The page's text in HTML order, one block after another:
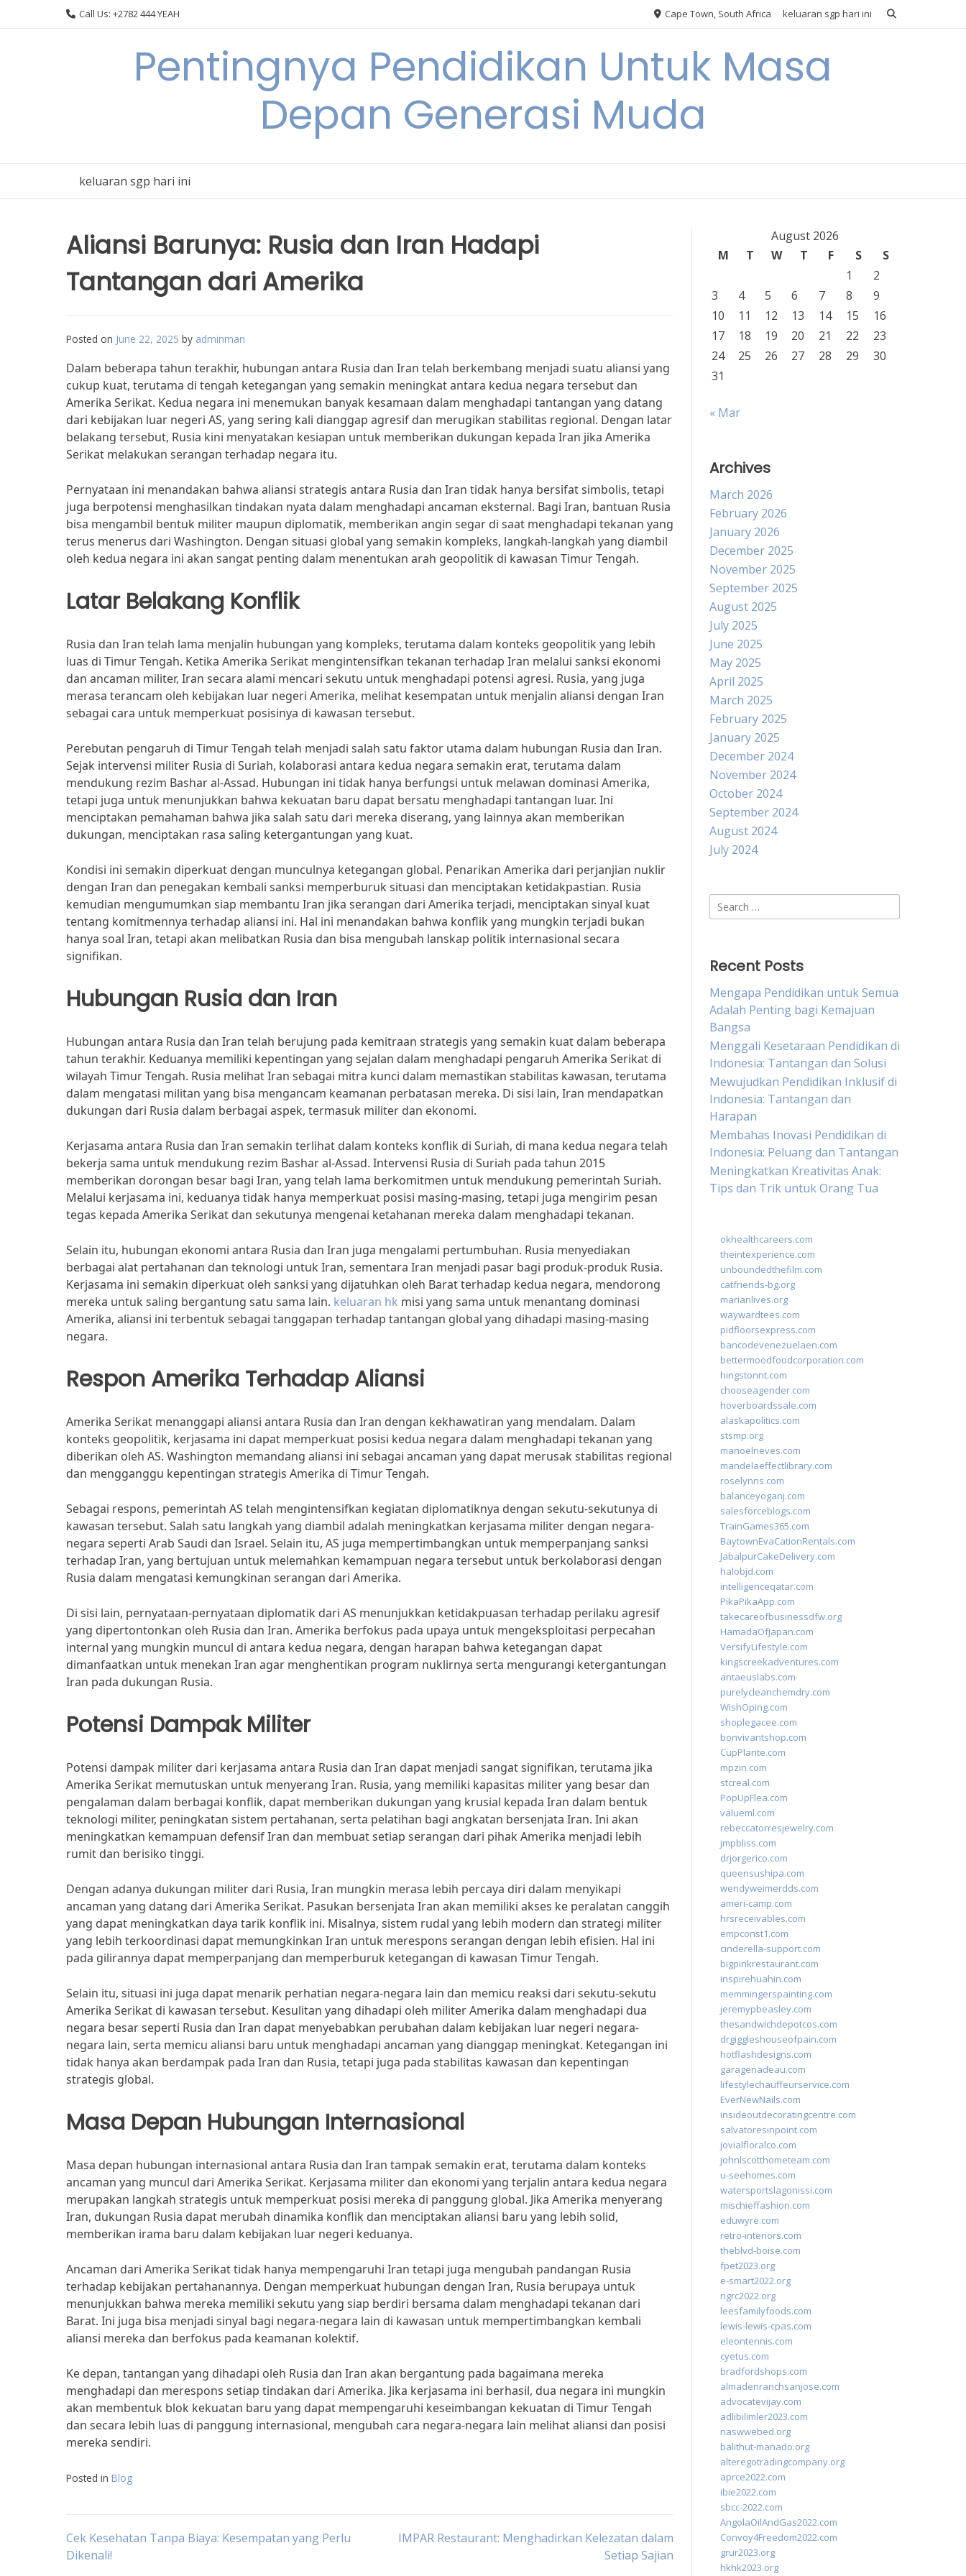
Call Us: +2782 444 YEAH Cape Town, South Africa keluaran sgp hari ini
Pentingnya Pendidikan Untuk Masa
Depan Generasi Muda
keluaran sgp hari ini
Aliansi Barunya: Rusia dan Iran Hadapi
Tantangan dari Amerika
Posted on June 22, 2025 by adminman
Dalam beberapa tahun terakhir, hubungan antara Rusia dan Iran telah berkembang menjadi suatu aliansi yang
cukup kuat, terutama di tengah ketegangan yang semakin meningkat antara kedua negara tersebut dan
Amerika Serikat. Kedua negara ini menemukan banyak kesamaan dalam menghadapi tantangan yang datang
dari kebijakan luar negeri AS, yang sering kali dianggap agresif dan merugikan stabilitas regional. Dengan latar
belakang tersebut, Rusia kini menyatakan kesiapan untuk memberikan dukungan kepada Iran jika Amerika
Serikat melakukan serangan terhadap negara itu.
Pernyataan ini menandakan bahwa aliansi strategis antara Rusia dan Iran tidak hanya bersifat simbolis, tetapi
juga berpotensi menghasilkan tindakan nyata dalam menghadapi ancaman eksternal. Bagi Iran, bantuan Rusia
bisa mengambil bentuk militer maupun diplomatik, memberikan angin segar di saat menghadapi tekanan yang
terus menerus dari Washington. Dengan situasi global yang semakin kompleks, langkah-langkah yang diambil
oleh kedua negara ini akan sangat penting dalam menentukan arah geopolitik di kawasan Timur Tengah.
Latar Belakang Konflik
Rusia dan Iran telah lama menjalin hubungan yang kompleks, terutama dalam konteks geopolitik yang lebih
luas di Timur Tengah. Ketika Amerika Serikat mengintensifkan tekanan terhadap Iran melalui sanksi ekonomi
dan ancaman militer, Iran secara alami mencari sekutu untuk menghadapi potensi agresi. Rusia, yang juga
merasa terancam oleh kebijakan luar negeri Amerika, melihat kesempatan untuk menjalin aliansi dengan Iran
sebagai cara untuk memperkuat posisinya di kawasan tersebut.
Perebutan pengaruh di Timur Tengah telah menjadi salah satu faktor utama dalam hubungan Rusia dan Iran.
Sejak intervensi militer Rusia di Suriah, kolaborasi antara kedua negara semakin erat, terutama dalam
mendukung rezim Bashar al-Assad. Hubungan ini tidak hanya berfungsi untuk melawan dominasi Amerika,
tetapi juga untuk menunjukkan bahwa kekuatan baru dapat bersatu menghadapi tantangan luar. Ini
menciptakan pemahaman bahwa jika salah satu dari mereka diserang, yang lainnya akan memberikan
dukungan, menciptakan rasa saling ketergantungan yang kuat.
Kondisi ini semakin diperkuat dengan munculnya ketegangan global. Penarikan Amerika dari perjanjian nuklir
dengan Iran dan penegakan kembali sanksi memperburuk situasi dan menciptakan ketidakpastian. Rusia
kemudian mengumumkan siap membantu Iran jika serangan dari Amerika terjadi, menciptakan sinyal kuat
tentang komitmennya terhadap aliansi ini. Hal ini menandakan bahwa konflik yang mungkin terjadi bukan
hanya soal Iran, tetapi akan melibatkan Rusia dan bisa mengubah lanskap politik internasional secara
signifikan.
Hubungan Rusia dan Iran
Hubungan antara Rusia dan Iran telah berujung pada kemitraan strategis yang semakin kuat dalam beberapa
tahun terakhir. Keduanya memiliki kepentingan yang sejalan dalam menghadapi pengaruh Amerika Serikat di
wilayah Timur Tengah. Rusia melihat Iran sebagai mitra kunci dalam memastikan stabilitas kawasan, terutama
dalam mengatasi militan yang bisa mengancam keamanan perbatasan mereka. Di sisi lain, Iran mendapatkan
dukungan dari Rusia dalam berbagai aspek, termasuk militer dan ekonomi.
Kerjasama antara Rusia dan Iran semakin terlihat dalam konteks konflik di Suriah, di mana kedua negara telah
bekerja sama untuk mendukung rezim Bashar al-Assad. Intervensi Rusia di Suriah pada tahun 2015
memberikan dorongan besar bagi Iran, yang telah lama berkomitmen untuk mendukung pemerintah Suriah.
Melalui kerjasama ini, keduanya tidak hanya memperkuat posisi masing-masing, tetapi juga mengirim pesan
tegas kepada Amerika Serikat dan sekutunya mengenai ketahanan mereka dalam menghadapi tekanan.
Selain itu, hubungan ekonomi antara Rusia dan Iran juga mengalami pertumbuhan. Rusia menyediakan
berbagai alat pertahanan dan teknologi untuk Iran, sementara Iran menjadi pasar bagi produk-produk Rusia.
Kerjasama ini semakin diperkuat oleh sanksi yang dijatuhkan oleh Barat terhadap kedua negara, mendorong
mereka untuk saling bergantung satu sama lain. keluaran hk misi yang sama untuk menantang dominasi
Amerika, aliansi ini terbentuk sebagai tanggapan terhadap tantangan global yang dihadapi masing-masing
negara.
Respon Amerika Terhadap Aliansi
Amerika Serikat menanggapi aliansi antara Rusia dan Iran dengan kekhawatiran yang mendalam. Dalam
konteks geopolitik, kerjasama ini dapat memperkuat posisi kedua negara dalam menghadapi tekanan yang
diberikan oleh AS. Washington memandang aliansi ini sebagai ancaman yang dapat merusak stabilitas regional
dan mengganggu kepentingan strategis Amerika di Timur Tengah.
Sebagai respons, pemerintah AS telah mengintensifkan kegiatan diplomatiknya dengan sekutu-sekutunya di
kawasan tersebut. Salah satu langkah yang diambil adalah meningkatkan kerjasama militer dengan negara-
negara seperti Arab Saudi dan Israel. Selain itu, AS juga mempertimbangkan untuk memperpanjang sanksi
terhadap Iran, yang bertujuan untuk melemahkan kemampuan negara tersebut untuk berkolaborasi dengan
Rusia dalam mengatasi kemungkinan serangan dari Amerika.
Di sisi lain, pernyataan-pernyataan diplomatik dari AS menunjukkan ketidakpuasan terhadap perilaku agresif
yang dipertontonkan oleh Rusia dan Iran. Amerika berfokus pada upaya untuk mengeksploitasi perpecahan
internal yang mungkin muncul di antara kedua negara, dengan harapan bahwa ketegangan dapat
dimanfaatkan untuk menekan Iran agar menghentikan program nuklirnya serta mengurangi ketergantungan
Iran pada dukungan Rusia.
Potensi Dampak Militer
Potensi dampak militer dari kerjasama antara Rusia dan Iran dapat menjadi sangat signifikan, terutama jika
Amerika Serikat memutuskan untuk menyerang Iran. Rusia, yang memiliki kapasitas militer yang besar dan
pengalaman dalam berbagai konflik, dapat memberikan dukungan yang krusial kepada Iran dalam bentuk
teknologi militer, peningkatan sistem pertahanan, serta pelatihan bagi angkatan bersenjata Iran. Ini akan
meningkatkan kemampuan defensif Iran dan membuat setiap serangan dari pihak Amerika menjadi lebih
rumit dan berisiko tinggi.
Dengan adanya dukungan militer dari Rusia, Iran mungkin merasa lebih percaya diri dalam menyikapi
ancaman yang datang dari Amerika Serikat. Pasukan bersenjata Iran akan memiliki akses ke peralatan canggih
yang dapat meningkatkan daya tarik konflik ini. Misalnya, sistem rudal yang lebih modern dan strategi militer
yang lebih terkoordinasi dapat memungkinkan Iran untuk merespons serangan dengan lebih efisien. Hal ini
pada gilirannya dapat memperpanjang dan memperburuk ketegangan di kawasan Timur Tengah.
Selain itu, situasi ini juga dapat menarik perhatian negara-negara lain dan memicu reaksi dari sekutu-sekutu
Amerika Serikat di kawasan tersebut. Kesulitan yang dihadapi oleh militer Amerika dalam menghadapi dua
negara besar seperti Rusia dan Iran dapat menyebabkan perubahan dalam kebijakan luar negeri negara-
negara lain, serta memicu aliansi baru untuk menghadapi ancaman yang dianggap meningkat. Ketegangan ini
tidak hanya akan berdampak pada Iran dan Rusia, tetapi juga pada stabilitas kawasan dan kepentingan
strategis global.
Masa Depan Hubungan Internasional
Masa depan hubungan internasional antara Rusia dan Iran tampak semakin erat, terutama dalam konteks
ancaman yang muncul dari Amerika Serikat. Kerjasama militer dan ekonomi yang terjalin antara kedua negara
merupakan langkah strategis untuk memperkuat posisi mereka di panggung global. Jika Amerika menyerang
Iran, dukungan Rusia dapat merubah dinamika konflik dan menciptakan aliansi baru yang lebih solid,
memberikan irama baru dalam kebijakan luar negeri keduanya.
Ancaman dari Amerika Serikat tidak hanya mempengaruhi Iran tetapi juga mengubah pandangan Rusia
terhadap kebijakan pertahanannya. Dengan memperkuat hubungan dengan Iran, Rusia berupaya untuk
menunjukkan bahwa mereka memiliki sekutu yang siap berdiri bersama dalam menghadapi tekanan dari
Barat. Ini juga bisa menjadi sinyal bagi negara-negara lain di kawasan untuk mempertimbangkan kembali
aliansi mereka dan berfokus pada keamanan kolektif.
Ke depan, tantangan yang dihadapi oleh Rusia dan Iran akan bergantung pada bagaimana mereka
menghadapi dan merespons setiap tindakan dari Amerika. Jika kerjasama ini berhasil, dua negara ini mungkin
akan membentuk blok kekuatan baru yang dapat mempengaruhi keseimbangan kekuatan di Timur Tengah
dan secara lebih luas di panggung internasional, mengubah cara negara-negara lain melihat aliansi dan posisi
mereka sendiri.
Posted in Blog
Post
Cek Kesehatan Tanpa Biaya: Kesempatan yang Perlu
Dikenali!
IMPAR Restaurant: Menghadirkan Kelezatan dalam
Setiap Sajian
August 2026
M
T W T F S
S
1
2
3
4 5 6 7 8
9
10
11 12 13 14 15
16
17
18 19 20 21 22
23
24
25 26 27 28 29
30
31
« Mar
Archives
March 2026
February 2026
January 2026
December 2025
November 2025
September 2025
August 2025
July 2025
June 2025
May 2025
April 2025
March 2025
February 2025
January 2025
December 2024
November 2024
October 2024
September 2024
August 2024
July 2024
Search
for:
Recent Posts
Mengapa Pendidikan untuk Semua
Adalah Penting bagi Kemajuan
Bangsa
Menggali Kesetaraan Pendidikan di
Indonesia: Tantangan dan Solusi
Mewujudkan Pendidikan Inklusif di
Indonesia: Tantangan dan
Harapan
Membahas Inovasi Pendidikan di
Indonesia: Peluang dan Tantangan
Meningkatkan Kreativitas Anak:
Tips dan Trik untuk Orang Tua
okhealthcareers.com
theintexperience.com
unboundedthefilm.com
catfriends-bg.org
marianlives.org
waywardtees.com
pidfloorsexpress.com
bancodevenezuelaen.com
bettermoodfoodcorporation.com
hingstonnt.com
chooseagender.com
hoverboardssale.com
alaskapolitics.com
stsmp.org
manoelneves.com
mandelaeffectlibrary.com
roselynns.com
balanceyoganj.com
salesforceblogs.com
TrainGames365.com
BaytownEvaCationRentals.com
JabalpurCakeDelivery.com
halobjd.com
intelligenceqatar.com
PikaPikaApp.com
takecareofbusinessdfw.org
HamadaOfJapan.com
VersifyLifestyle.com
kingscreekadventures.com
antaeuslabs.com
purelycleanchemdry.com
WishOping.com
shoplegacee.com
bonvivantshop.com
CupPlante.com
mpzin.com
stcreal.com
PopUpFlea.com
valueml.com
rebeccatorresjewelry.com
jmpbliss.com
drjorgerico.com
queensushipa.com
wendyweimerdds.com
ameri-camp.com
hrsreceivables.com
empconst1.com
cinderella-support.com
bigpinkrestaurant.com
inspirehuahin.com
memmingerspainting.com
jeremypbeasley.com
thesandwichdepotcos.com
drgiggleshouseofpain.com
hotflashdesigns.com
garagenadeau.com
lifestylechauffeurservice.com
EverNewNails.com
insideoutdecoratingcentre.com
salvatoresinpoint.com
jovialfloralco.com
johnlscotthometeam.com
u-seehomes.com
watersportslagonissi.com
mischieffashion.com
eduwyre.com
retro-interiors.com
theblvd-boise.com
fpet2023.org
e-smart2022.org
ngrc2022.org
leesfamilyfoods.com
lewis-lewis-cpas.com
eleontennis.com
cyetus.com
bradfordshops.com
almadenranchsanjose.com
advocatevijay.com
adlibilimler2023.com
naswwebed.org
balithut-manado.org
alteregotradingcompany.org
aprce2022.com
ibie2022.com
sbcc-2022.com
AngolaOilAndGas2022.com
Convoy4Freedom2022.com
grur2023.org
hkhk2023.org